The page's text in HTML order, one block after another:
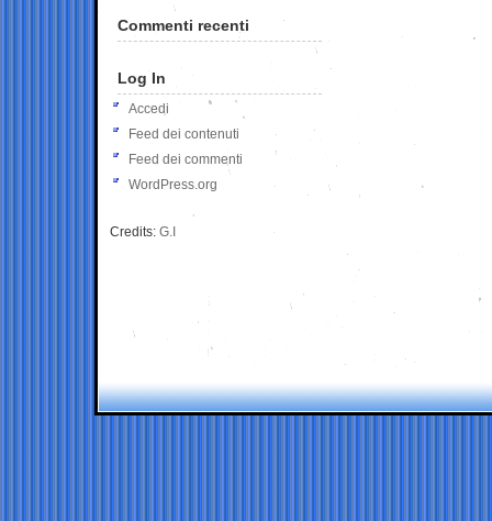
Commenti recenti
Log In
Accedi
Feed dei contenuti
Feed dei commenti
WordPress.org
Credits: G.I